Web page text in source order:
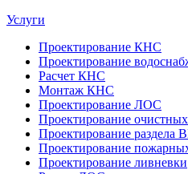
Услуги
Проектирование КНС
Проектирование
Расчет КНС
Монтаж КНС
Проектирование ЛОС
Проектирование
Проектирование раздела
Проектирование
Проектирование ливневки